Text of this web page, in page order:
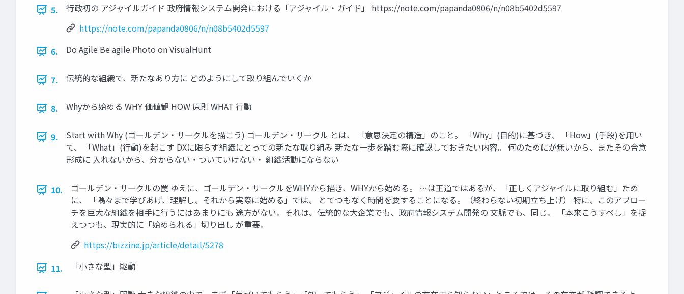
5.
⾏政初の アジャイルガイド 政府情報システム開発における「アジャイル・ガイド」 https://note.com/papanda0806/n/n08b5402d5597
https://note.com/papanda0806/n/n08b5402d5597
6.
Do Agile Be agile Photo on VisualHunt
7. 伝統的な組織で、新たなあり⽅に どのようにして取り組んでいくか
8. Whyから始める WHY 価値観 HOW 原則 WHAT ⾏動
9.
Start with Why (ゴールデン・サークルを描こう) ゴールデン・サークル とは、 「意思決定の構造」のこと。 「Why」(⽬的)に基づき、 「How」(⼿段)を⽤い
て、 「What」(⾏動)を起こす DXに限らず組織にとっての新たな取り組み 新たな⼀歩を踏む際に確認しておきたい内容。 何のためにが無いから、またその合意
形成に ⼊れないから、分からない・ついていけない・ 組織活動にならない
10.
ゴールデン・サークルの罠 ゆえに、ゴールデン・サークルをWHYから描き、WHYから始める。 …は王道ではあるが、「正しくアジャイルに取り組む」ため
に、 「隅々まで学びあげ、理解し、それから実際に始める」では、 とてつもなく時間を要することになる。（終わらない初期⽴ち上げ） 特に、このアプロー
チを巨⼤な組織を相⼿に⾏うにはあまりにも 途⽅がない。それは、伝統的な⼤企業でも、政府情報システム開発の ⽂脈でも、同じ。 「本来こうすべし」を捉
えつつも、現実的に「始められる」切り出し が重要。
https://bizzine.jp/article/detail/5278
11.
「⼩さな型」駆動